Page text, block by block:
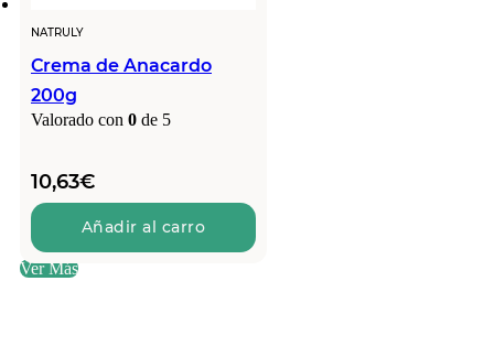
NATRULY
Crema de Anacardo
200g
Valorado con 0 de 5
10,63€
Añadir al carro
Ver Más